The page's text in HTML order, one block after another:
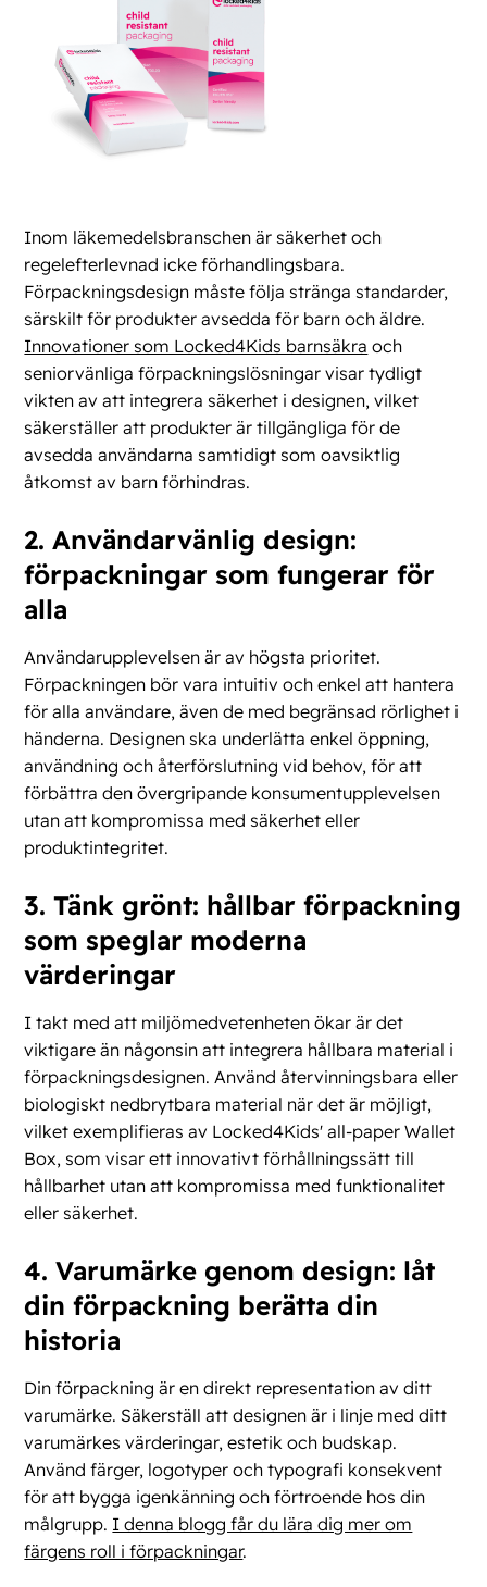
Inom läkemedelsbranschen är säkerhet och
regelefterlevnad icke förhandlingsbara.
Förpackningsdesign måste följa stränga standarder,
särskilt för produkter avsedda för barn och äldre.
Innovationer som Locked4Kids barnsäkra och
seniorvänliga förpackningslösningar visar tydligt
vikten av att integrera säkerhet i designen, vilket
säkerställer att produkter är tillgängliga för de
avsedda användarna samtidigt som oavsiktlig
åtkomst av barn förhindras.
2. Användarvänlig design:
förpackningar som fungerar för
alla
Användarupplevelsen är av högsta prioritet.
Förpackningen bör vara intuitiv och enkel att hantera
för alla användare, även de med begränsad rörlighet i
händerna. Designen ska underlätta enkel öppning,
användning och återförslutning vid behov, för att
förbättra den övergripande konsumentupplevelsen
utan att kompromissa med säkerhet eller
produktintegritet.
3. Tänk grönt: hållbar förpackning
som speglar moderna
värderingar
I takt med att miljömedvetenheten ökar är det
viktigare än någonsin att integrera hållbara material i
förpackningsdesignen. Använd återvinningsbara eller
biologiskt nedbrytbara material när det är möjligt,
vilket exemplifieras av Locked4Kids' all-paper Wallet
Box, som visar ett innovativt förhållningssätt till
hållbarhet utan att kompromissa med funktionalitet
eller säkerhet.
4. Varumärke genom design: låt
din förpackning berätta din
historia
Din förpackning är en direkt representation av ditt
varumärke. Säkerställ att designen är i linje med ditt
varumärkes värderingar, estetik och budskap.
Använd färger, logotyper och typografi konsekvent
för att bygga igenkänning och förtroende hos din
målgrupp. I denna blogg får du lära dig mer om
färgens roll i förpackningar.